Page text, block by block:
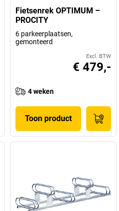
Fietsenrek OPTIMUM –
PROCITY
6 parkeerplaatsen,
gemonteerd
Excl. BTW
€ 479,-
4 weken
Toon product